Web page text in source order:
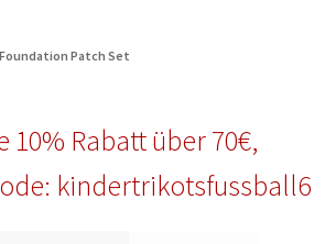
Foundation Patch Set
10% Rabatt über 70€,
kindertrikotsfussball6